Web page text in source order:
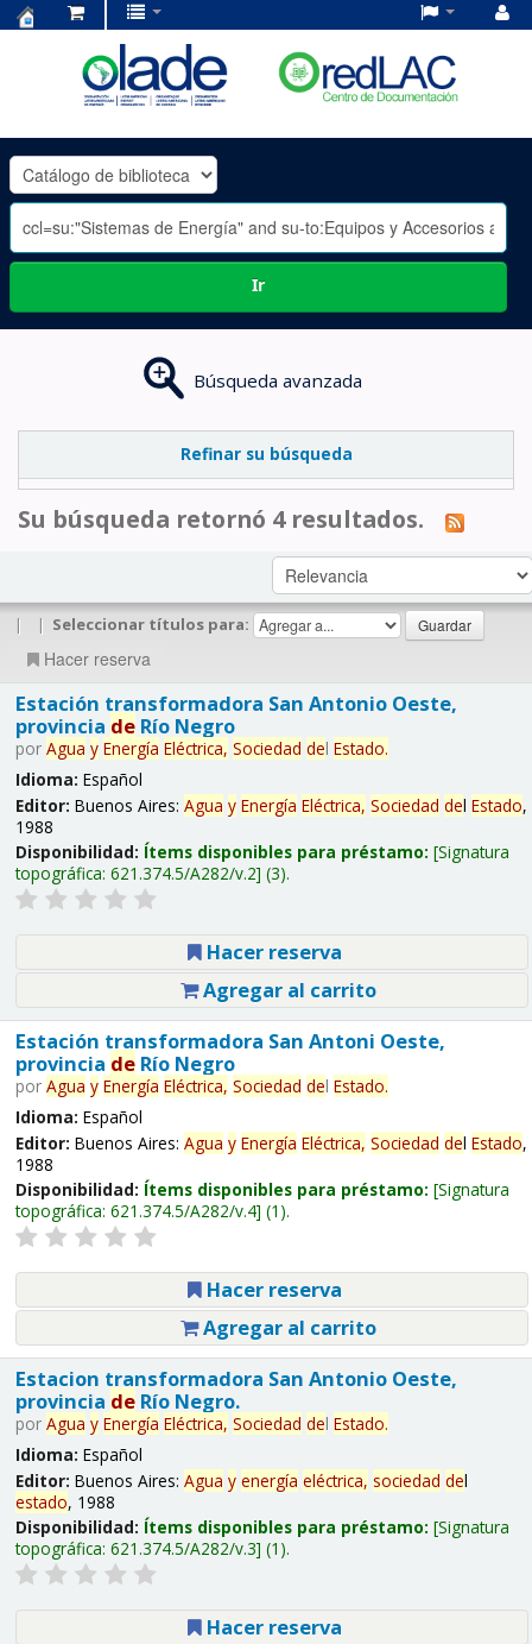
OLADE
-
Ir
Búsqueda avanzada
Refinar su búsqueda
Su búsqueda retornó 4 resultados.
| | Seleccionar títulos para:
Hacer reserva
Estación transformadora San Antonio Oeste,
provincia deRío Negro
por Agua y Energía Eléctrica, Sociedad del Estado.
Idioma: Español
Editor: Buenos Aires: Agua y Energía Eléctrica, Sociedad del Estado,
1988
Disponibilidad: Ítems disponibles para préstamo: Signatura
topográfica: 621.374.5/A282/v.2 (3).
Hacer reserva
Agregar al carrito
Estación transformadora San Antoni Oeste,
provincia deRío Negro
por Agua y Energía Eléctrica, Sociedad del Estado.
Idioma: Español
Editor: Buenos Aires: Agua y Energía Eléctrica, Sociedad del Estado,
1988
Disponibilidad: Ítems disponibles para préstamo: Signatura
topográfica: 621.374.5/A282/v.4 (1).
Hacer reserva
Agregar al carrito
Estacion transformadora San Antonio Oeste,
provincia deRío Negro.
por Agua y Energía Eléctrica, Sociedad del Estado.
Idioma: Español
Editor: Buenos Aires: Agua y energía eléctrica, sociedad del
estado, 1988
Disponibilidad: Ítems disponibles para préstamo: Signatura
topográfica: 621.374.5/A282/v.3 (1).
Hacer reserva